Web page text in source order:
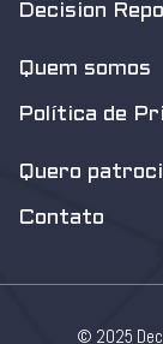
Decision
Quem somos
Política de
Quero
Contato
© 2025